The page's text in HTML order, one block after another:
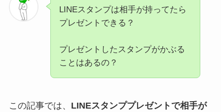
LINEスタンプは相手が持ってたら
プレゼントできる？
プレゼントしたスタンプがかぶる
ことはあるの？
この記事では、 LINEスタンププレゼントで相手が